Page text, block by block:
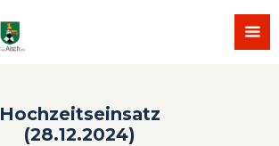
Hochzeitseinsatz
(28.12.2024)